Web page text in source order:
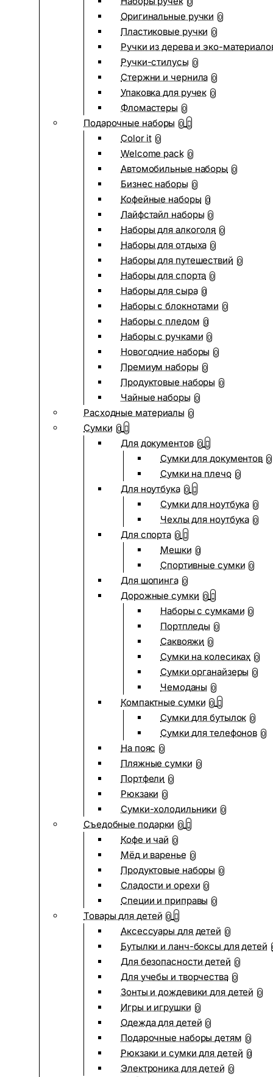
0
Оригинальные ручки 0
Пластиковые ручки 0
Ручки из дерева и эко-
Ручки-стилусы 0
Стержни и чернила 0
Упаковка для ручек 0
Фломастеры 0
Подарочные наборы 0
Color it 0
Welcome pack 0
Автомобильные наборы 0
Бизнес наборы 0
Кофейные наборы 0
Лайфстайл наборы 0
Наборы для алкоголя 0
Наборы для отдыха 0
Наборы для путешествий 0
Наборы для спорта 0
Наборы для сыра 0
Наборы с блокнотами 0
Наборы с пледом 0
Наборы с ручками 0
Новогодние наборы 0
Премиум наборы 0
Продуктовые наборы 0
Чайные наборы 0
Расходные материалы 0
Сумки 0
Для документов 0
Сумки для документов 0
Сумки на плечо 0
Для ноутбука 0
Сумки для ноутбука 0
Чехлы для ноутбука 0
Для спорта 0
Мешки 0
Спортивные сумки 0
Для шопинга 0
Дорожные сумки 0
Наборы с сумками 0
Портпледы 0
Саквояжи 0
Сумки на колесиках 0
Сумки органайзеры 0
Чемоданы 0
Компактные сумки 0
Сумки для бутылок 0
Сумки для телефонов 0
На пояс 0
Пляжные сумки 0
Портфели 0
Рюкзаки 0
Сумки-холодильники 0
Съедобные подарки 0
Кофе и чай 0
Мёд и варенье 0
Продуктовые наборы 0
Сладости и орехи 0
Специи и приправы 0
Товары для детей 0
Аксессуары для детей 0
Бутылки и ланч-боксы для детей
Для безопасности детей 0
Для учебы и творчества 0
Зонты и дождевики для детей 0
Игры и игрушки 0
Одежда для детей 0
Подарочные наборы детям 0
Рюкзаки и сумки для детей 0
Электроника для детей 0